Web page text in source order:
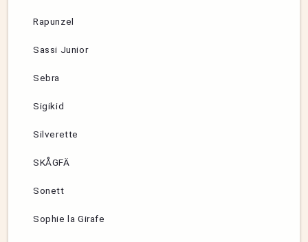
Rapunzel
Sassi Junior
Sebra
Sigikid
Silverette
SKÅGFÄ
Sonett
Sophie la Girafe